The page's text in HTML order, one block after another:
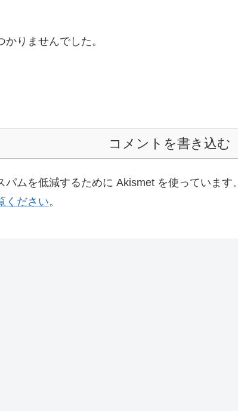
かりませんでした。
コメントを書き込む
パムを低減するために Akismet を使っています。
ください。